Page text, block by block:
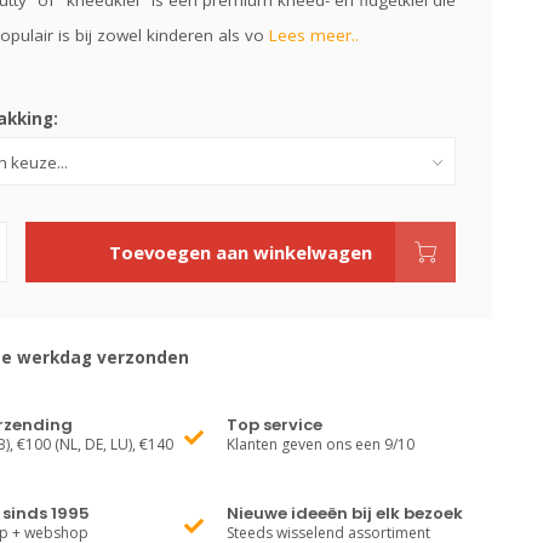
is bij zowel kinderen als vo Lees meer..
Toevoegen aan winkelwagen
werkdag verzonden
€100 (NL, DE, LU), €140
Top service
Klanten geven ons een 9/10
1995
+ webshop
Nieuwe ideeën bij elk bezoek
Steeds wisselend assortiment